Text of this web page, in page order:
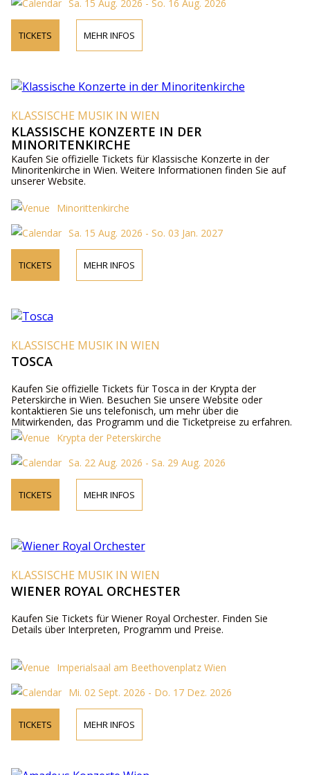
Sa. 15 Aug. 2026 - So. 16 Aug. 2026
TICKETS MEHR INFOS
KLASSISCHE MUSIK IN WIEN
KLASSISCHE KONZERTE IN DER
MINORITENKIRCHE
Kaufen Sie offizielle Tickets für Klassische Konzerte in der
Minoritenkirche in Wien. Weitere Informationen finden Sie auf
unserer Website.
Minorittenkirche
Sa. 15 Aug. 2026 - So. 03 Jan. 2027
TICKETS MEHR INFOS
KLASSISCHE MUSIK IN WIEN
TOSCA
Kaufen Sie offizielle Tickets für Tosca in der Krypta der
Peterskirche in Wien. Besuchen Sie unsere Website oder
kontaktieren Sie uns telefonisch, um mehr über die
Mitwirkenden, das Programm und die Ticketpreise zu erfahren.
Krypta der Peterskirche
Sa. 22 Aug. 2026 - Sa. 29 Aug. 2026
TICKETS MEHR INFOS
KLASSISCHE MUSIK IN WIEN
WIENER ROYAL ORCHESTER
Kaufen Sie Tickets für Wiener Royal Orchester. Finden Sie
Details über Interpreten, Programm und Preise.
Imperialsaal am Beethovenplatz Wien
Mi. 02 Sept. 2026 - Do. 17 Dez. 2026
TICKETS MEHR INFOS